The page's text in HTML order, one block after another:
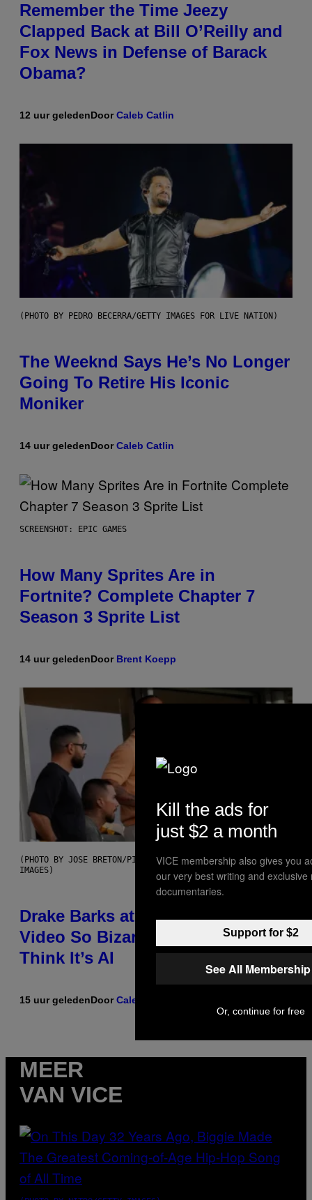
Remember the Time Jeezy
Clapped Back at Bill O’Reilly and
Fox News in Defense of Barack
Obama?
12 uur geledenDoorCaleb Catlin
(PHOTO BY PEDRO BECERRA/GETTY IMAGES FOR LIVE NATION)
The Weeknd Says He’s No Longer
Going To Retire His Iconic
Moniker
14 uur geledenDoorCaleb Catlin
SCREENSHOT: EPIC GAMES
How Many Sprites Are in
Fortnite? Complete Chapter 7
Season 3 Sprite List
14 uur geledenDoor Brent Koepp
(PHOTO BY JOSE BRETON/PICS ACTION/NURPHOTO VIA GETTY
IMAGES)
Drake Barks at a Goth Woman in a
Video So Bizarre You Would
Think It’s AI
15 uur geledenDoorCaleb Catlin
MEER
VAN VICE
Kill the ads for
just $2 a month
VICE membership also gives you
our very best writing and exclusive
documentaries.
Support for $2
See All
Or, continue for free